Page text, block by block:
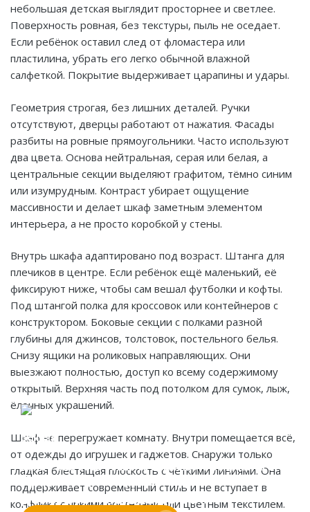
небольшая детская выглядит просторнее и светлее.
Поверхность ровная, без текстуры, пыль не оседает.
Если ребёнок оставил след от фломастера или
пластилина, убрать его легко обычной влажной
салфеткой. Покрытие выдерживает царапины и удары.
Геометрия строгая, без лишних деталей. Ручки
отсутствуют, дверцы работают от нажатия. Фасады
разбиты на ровные прямоугольники. Часто используют
два цвета. Основа нейтральная, серая или белая, а
центральные секции выделяют графитом, тёмно синим
или изумрудным. Контраст убирает ощущение
массивности и делает шкаф заметным элементом
интерьера, а не просто коробкой у стены.
Внутрь шкафа адаптировано под возраст. Штанга для
плечиков в центре. Если ребёнок ещё маленький, её
фиксируют ниже, чтобы сам вешал футболки и кофты.
Под штангой полка для кроссовок или контейнеров с
конструктором. Боковые секции с полками разной
глубины для джинсов, толстовок, постельного белья.
Снизу ящики на роликовых направляющих. Они
выезжают полностью, доступ ко всему содержимому
открытый. Верхняя часть под потолком для сумок, лыж,
ёлочных украшений.
Шкаф не перегружает комнату. Внутри помещается всё,
от одежды до игрушек и гаджетов. Снаружи только
гладкая блестящая плоскость с чёткими линиями. Она
поддерживает современный стиль и не вступает в
конфликт с яркими постерами или цветным текстилем.
Если у вас есть эскиз то вы можете отправить его
нам для предварительной оценки
При заказе от двух изделий
действует скидка до 10%